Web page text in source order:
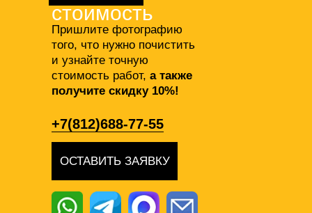
Пришлите фотографию
того, что нужно почистить
и узнайте точную
стоимость работ, а также
получите скидку 10%!
стоимость
ОСТАВИТЬ ЗАЯВКУ
+7(812)688-77-55